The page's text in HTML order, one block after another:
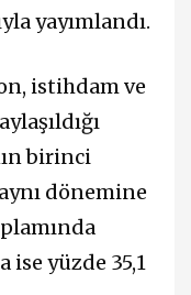
yayımlandı.
istihdam ve
birinci
dönemine
ise yüzde 35,1